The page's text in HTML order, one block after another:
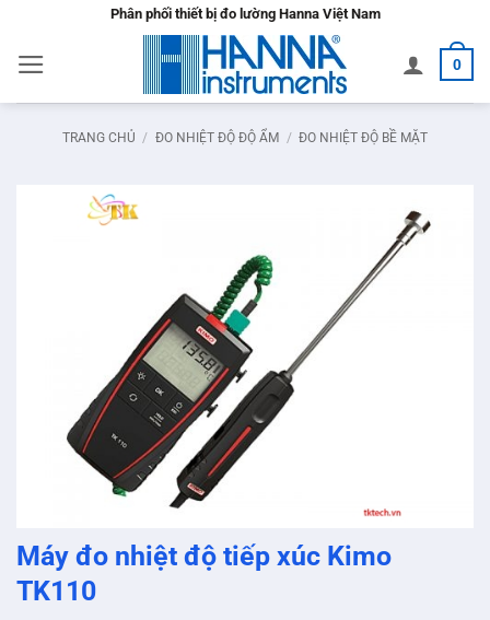
nội
dung
Phân phối thiết bị đo lường Hanna Việt Nam
0
TRANG CHỦ / ĐO NHIỆT ĐỘ ĐỘ ẨM / ĐO NHIỆT ĐỘ BỀ MẶT
Máy đo nhiệt độ tiếp xúc Kimo
TK110